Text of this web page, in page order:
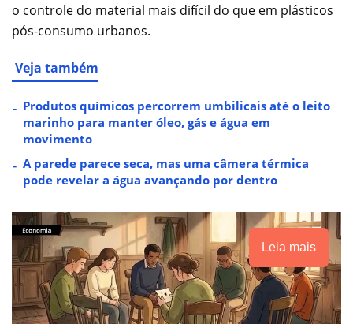
o controle do material mais difícil do que em plásticos
pós-consumo urbanos.
Veja também
Produtos químicos percorrem umbilicais até o leito
marinho para manter óleo, gás e água em
movimento
A parede parece seca, mas uma câmera térmica
pode revelar a água avançando por dentro
Leia mais